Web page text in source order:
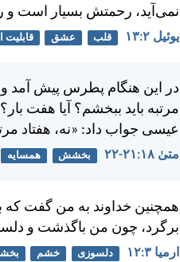
نمی‌آيد، رحمتش بسيار است و
يوئيل ۲:‏۱۳ قلب عشق قابلیت
در اين هنگام پطرس پيش آمد و
مرتبه بايد ببخشم؟ آيا هفت
عيسی جواب داد: «نه، هفتاد
متی‌ٰ ۱۸:‏۲۱-‏۲۲ بخشش همسایه
همچنين خداوند به من گفت كه
برگرد، چون من باگذشت و
ارميا ۳:‏۱۲ دلسوزی خشم